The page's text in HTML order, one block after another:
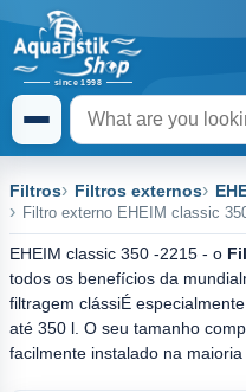
Filtros Filtros externos
Filtro externo EHEIM classic
EHEIM classic 350 -2215 - o
todos os benefícios da
filtragem clássiÉ
até 350 l. O seu tamanho
facilmente instalado na